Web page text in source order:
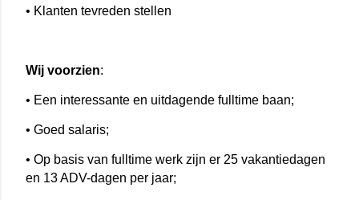
• Klanten tevreden stellen
Wij voorzien:
• Een interessante en uitdagende fulltime baan;
• Goed salaris;
• Op basis van fulltime werk zijn er 25 vakantiedagen
en 13 ADV-dagen per jaar;